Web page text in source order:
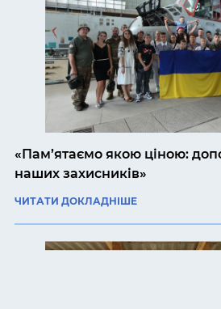
«Пам’ятаємо якою ціною:
наших захисників»
ЧИТАТИ ДОКЛАДНІШЕ